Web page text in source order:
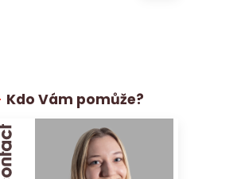
Kdo Vám pomůže?